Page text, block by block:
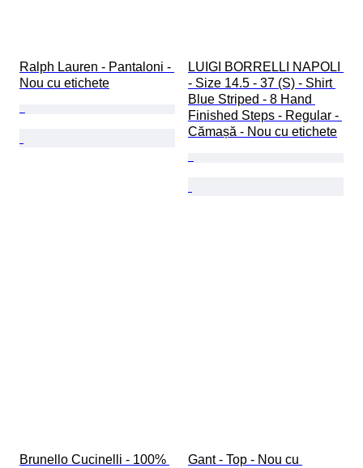
Ralph Lauren - Pantaloni -
Nou cu etichete
LUIGI BORRELLI NAPOLI
- Size 14.5 - 37 (S) - Shirt
Blue Striped - 8 Hand
Finished Steps - Regular -
Cămașă - Nou cu etichete
Brunello Cucinelli - 100%
Gant - Top - Nou cu